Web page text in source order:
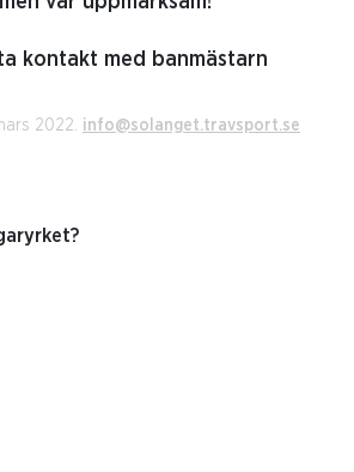
kontakt med banmästarn
2022. info@solanget.travsport.se